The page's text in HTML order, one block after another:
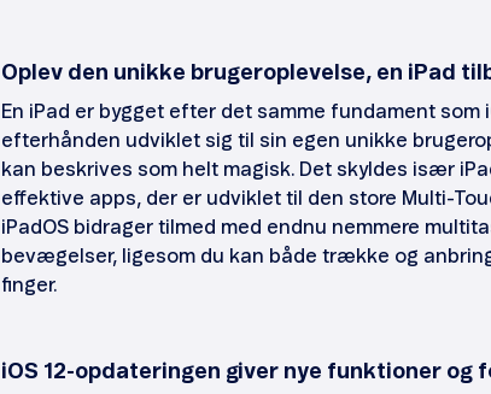
Oplev den unikke brugeroplevelse, en iPad
En iPad er bygget efter det samme fundament som
efterhånden udviklet sig til sin egen unikke
kan beskrives som helt magisk. Det skyldes især
effektive apps, der er udviklet til den store Multi-
iPadOS bidrager tilmed med endnu nemmere
bevægelser, ligesom du kan både trække og
finger.
iOS 12-opdateringen giver nye funktioner og